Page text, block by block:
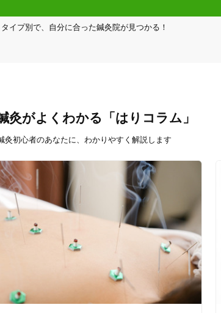
駅近 往療あり
アフリー 個室完備
「健康にはりを見た」
タイプ別で、自分に合った鍼灸院が見つかる！
灸がよくわかる「はりコラム」
灸初心者のあなたに、わかりやすく解説します